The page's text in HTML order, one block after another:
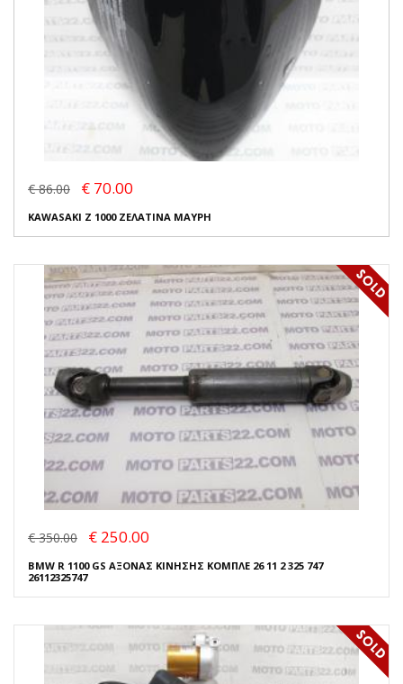
€ 86.00 € 70.00
KAWASAKI Z 1000 ΖΕΛΑΤΙΝΑ ΜΑΥΡΗ
€ 350.00 € 250.00
BMW R 1100 GS ΑΞΟΝΑΣ ΚΙΝΗΣΗΣ ΚΟΜΠΛΕ 26 11 2 325 747
26112325747